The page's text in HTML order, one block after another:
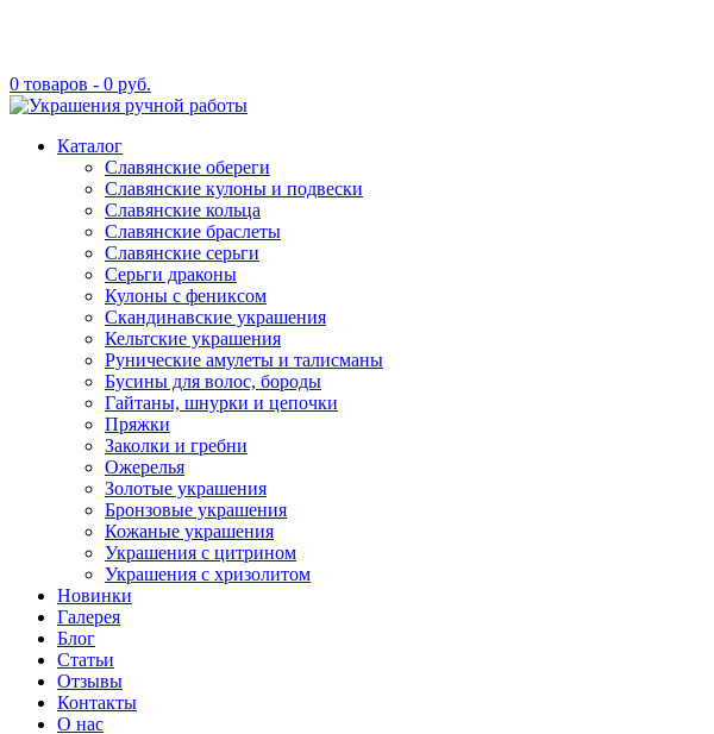
0 товаров - 0 руб.
Каталог
Славянские обереги
Славянские кулоны и подвески
Славянские кольца
Славянские браслеты
Славянские серьги
Серьги драконы
Кулоны с фениксом
Скандинавские украшения
Кельтские украшения
Рунические амулеты и талисманы
Бусины для волос, бороды
Гайтаны, шнурки и цепочки
Пряжки
Заколки и гребни
Ожерелья
Золотые украшения
Бронзовые украшения
Кожаные украшения
Украшения с цитрином
Украшения с хризолитом
Новинки
Галерея
Блог
Статьи
Отзывы
Контакты
О нас